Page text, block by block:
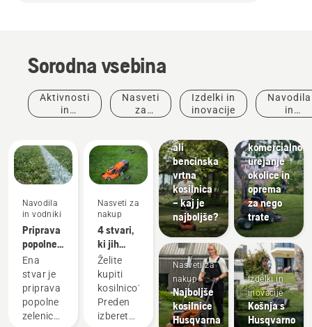
Sorodna vsebina
Aktivnosti
in
Nasveti
za
Izdelki in
inovacije
Navodila
in
Navodila
in vodniki
Priprava
popolne
zelenice
Ena
stvar je
priprava
popolne
zelenice.
Nasveti za
nakup
4 stvari,
ki jih
morate
upoštevati
ob
nakupu
kosilnice.
Želite
kupiti
kosilnico?
Preden
izberete
ali
bencinska
vrtna
kosilnica
– kaj je
najboljše?
Nasveti za
nakup
Najboljše
kosilnice
Husqvarna
urejanje
okolice,
oprema
komercialno
urejanje
okolice in
oprema
za nego
trate
Izdelki in
inovacije
Košnja s
Husqvarno